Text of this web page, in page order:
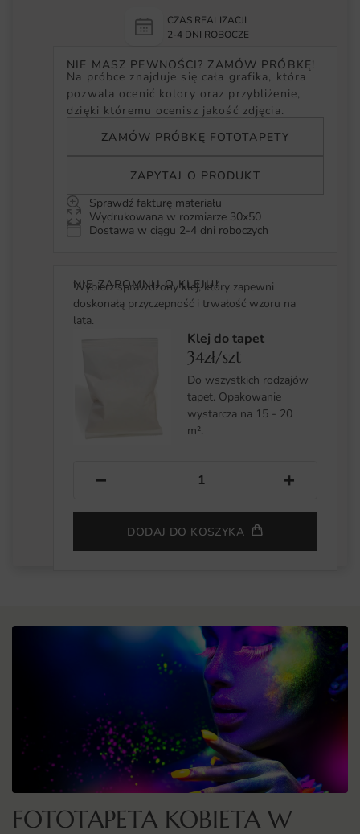
CZAS REALIZACJI
2-4 DNI ROBOCZE
NIE MASZ PEWNOŚCI? ZAMÓW PRÓBKĘ!
Na próbce znajduje się cała grafika, która
pozwala ocenić kolory oraz przybliżenie,
dzięki któremu ocenisz jakość zdjęcia.
ZAMÓW PRÓBKĘ FOTOTAPETY
ZAPYTAJ O PRODUKT
Sprawdź fakturę materiału
Wydrukowana w rozmiarze 30x50
Dostawa w ciągu 2-4 dni roboczych
NIE ZAPOMNIJ O KLEJU!
Wybierz sprawdzony klej, który zapewni
doskonałą przyczepność i trwałość wzoru na
lata.
Klej do tapet
34zł/szt
Do wszystkich rodzajów
tapet. Opakowanie
wystarcza na 15 - 20
m².
− +
DODAJ DO KOSZYKA
FOTOTAPETA KOBIETA W